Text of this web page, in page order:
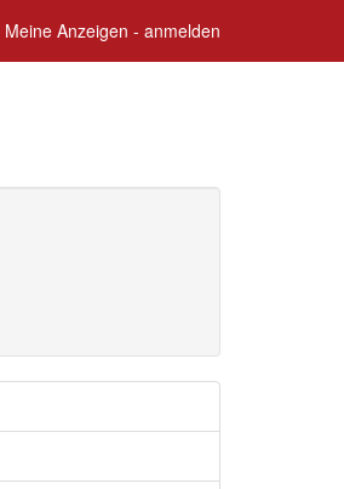
Meine Anzeigen - anmelden